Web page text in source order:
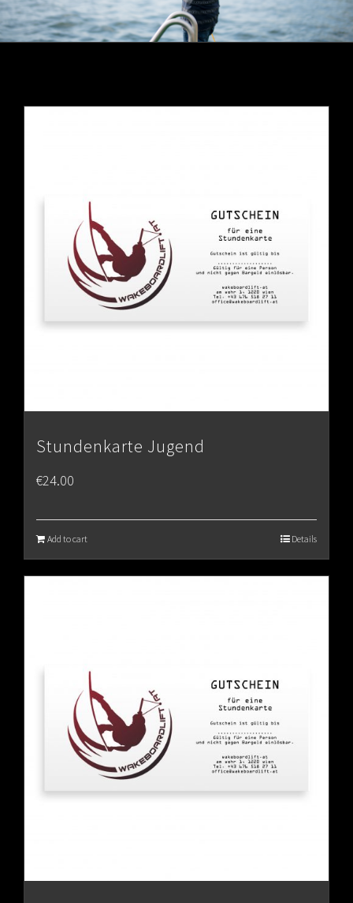
Stundenkarte Jugend
€24.00
Add to cart Details